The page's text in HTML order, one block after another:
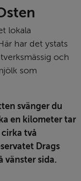
lokala
till annan
har det ystats
och
som
svänger du
en kilometer tar
två
Drags
vänster sida.